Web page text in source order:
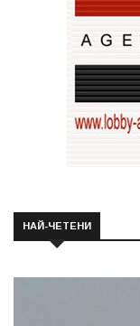
НАЙ-ЧЕТЕНИ